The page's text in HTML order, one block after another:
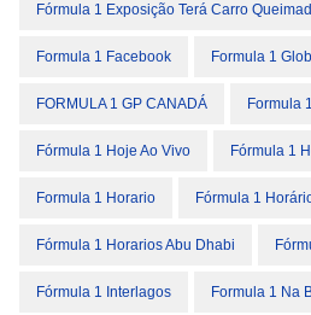
Fórmula 1 Exposição Terá Carro
Formula 1 Facebook Formula 1
FORMULA 1 GP CANADÁ Formula
Fórmula 1 Hoje Ao Vivo Fórmula 1
Formula 1 Horario Fórmula 1
Fórmula 1 Horarios Abu Dhabi
Fórmula 1 Interlagos Formula 1 Na